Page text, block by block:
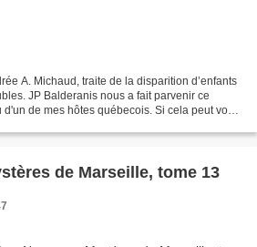
A. Michaud, traite de la disparition d’enfants
ce
de mes hôtes québecois. Si cela peut vous
de Marseille, tome 13